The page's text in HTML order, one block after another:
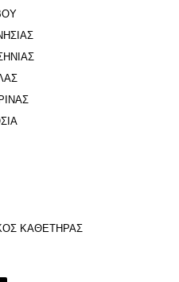
ΚΑΘΕΤΗΡΑΣ